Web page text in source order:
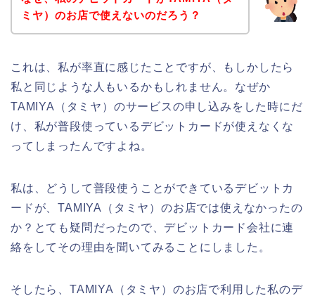
ミヤ）のお店で使えないのだろう？
これは、私が率直に感じたことですが、もしかしたら
私と同じような人もいるかもしれません。なぜか
TAMIYA（タミヤ）のサービスの申し込みをした時にだ
け、私が普段使っているデビットカードが使えなくな
ってしまったんですよね。
私は、どうして普段使うことができているデビットカ
ードが、TAMIYA（タミヤ）のお店では使えなかったの
か？とても疑問だったので、デビットカード会社に連
絡をしてその理由を聞いてみることにしました。
そしたら、TAMIYA（タミヤ）のお店で利用した私のデ